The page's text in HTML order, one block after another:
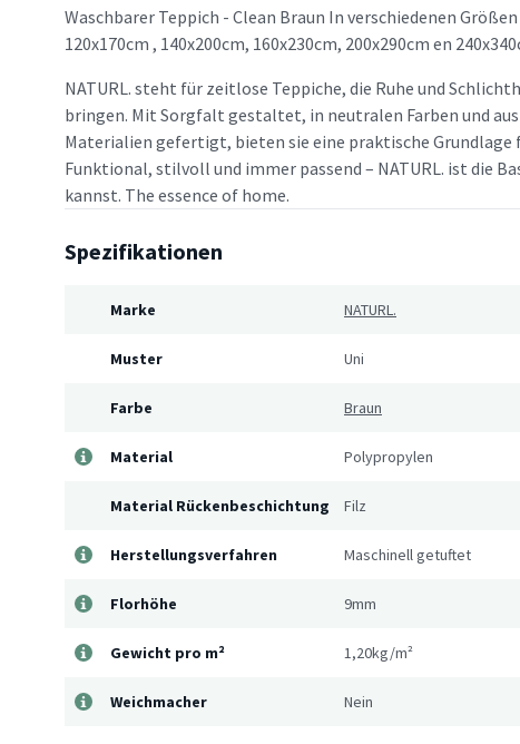
Waschbarer Teppich - Clean Braun In verschiedenen
120x170cm , 140x200cm, 160x230cm, 200x290cm en
NATURL. steht für zeitlose Teppiche, die Ruhe und
bringen. Mit Sorgfalt gestaltet, in neutralen Farben und
Materialien gefertigt, bieten sie eine praktische Grundlage
Funktional, stilvoll und immer passend – NATURL. ist die
kannst. The essence of home.
Spezifikationen
Marke NATURL.
Muster Uni
Farbe Braun
Material Polypropylen
Material Rückenbeschichtung Filz
Herstellungsverfahren Maschinell getuftet
Florhöhe 9mm
Gewicht pro m² 1,20kg/m²
Weichmacher Nein